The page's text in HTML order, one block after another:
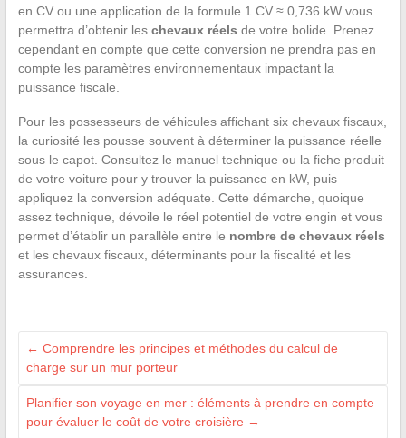
en CV ou une application de la formule 1 CV ≈ 0,736 kW vous
permettra d’obtenir les chevaux réels de votre bolide. Prenez
cependant en compte que cette conversion ne prendra pas en
compte les paramètres environnementaux impactant la
puissance fiscale.
Pour les possesseurs de véhicules affichant six chevaux fiscaux,
la curiosité les pousse souvent à déterminer la puissance réelle
sous le capot. Consultez le manuel technique ou la fiche produit
de votre voiture pour y trouver la puissance en kW, puis
appliquez la conversion adéquate. Cette démarche, quoique
assez technique, dévoile le réel potentiel de votre engin et vous
permet d’établir un parallèle entre le nombre de chevaux réels
et les chevaux fiscaux, déterminants pour la fiscalité et les
assurances.
← Comprendre les principes et méthodes du calcul de
charge sur un mur porteur
Planifier son voyage en mer : éléments à prendre en compte
pour évaluer le coût de votre croisière →